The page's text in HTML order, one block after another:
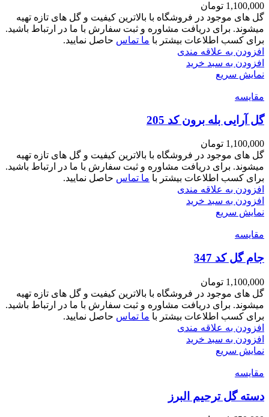
1,100,000 تومان
گل های موجود در فروشگاه با بالاترین کیفیت و گل های تازه تهیه
میشوند. برای دریافت مشاوره و ثبت سفارش با ما در ارتباط باشید.
برای کسب اطلاعات بیشتر با ما تماس حاصل نمایید.
افزودن به علاقه مندی
افزودن به سبد خرید
نمایش سریع
مقايسه
گل آرایی بله برون کد 205
1,100,000 تومان
گل های موجود در فروشگاه با بالاترین کیفیت و گل های تازه تهیه
میشوند. برای دریافت مشاوره و ثبت سفارش با ما در ارتباط باشید.
برای کسب اطلاعات بیشتر با ما تماس حاصل نمایید.
افزودن به علاقه مندی
افزودن به سبد خرید
نمایش سریع
مقايسه
جام گل کد 347
1,100,000 تومان
گل های موجود در فروشگاه با بالاترین کیفیت و گل های تازه تهیه
میشوند. برای دریافت مشاوره و ثبت سفارش با ما در ارتباط باشید.
برای کسب اطلاعات بیشتر با ما تماس حاصل نمایید.
افزودن به علاقه مندی
افزودن به سبد خرید
نمایش سریع
مقايسه
دسته گل ترحیم البرز